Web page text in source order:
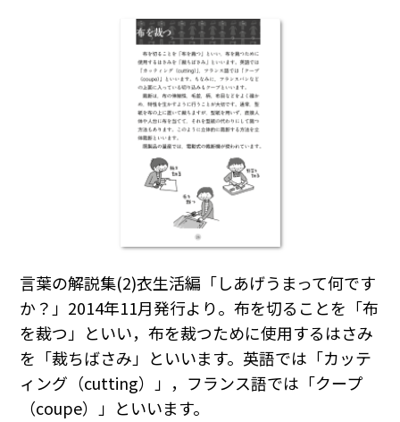
言葉の解説集(2)衣生活編「しあげうまって何です
か？」2014年11月発行より。布を切ることを「布
を裁つ」といい，布を裁つために使用するはさみ
を「裁ちばさみ」といいます。英語では「カッテ
ィング（cutting）」，フランス語では「クープ
（coupe）」といいます。